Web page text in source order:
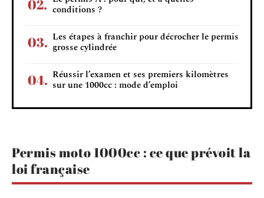
conditions ?
Les étapes à franchir pour décrocher le permis
grosse cylindrée
Réussir l’examen et ses premiers kilomètres
sur une 1000cc : mode d’emploi
Permis moto 1000cc : ce que prévoit la
loi française